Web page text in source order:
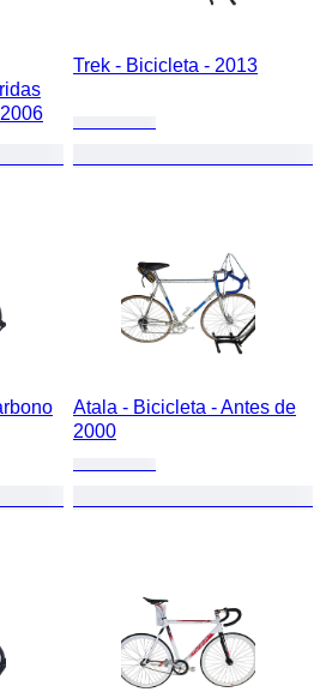
Trek - Bicicleta - 2013
Atala - Bicicleta - Antes de
2000